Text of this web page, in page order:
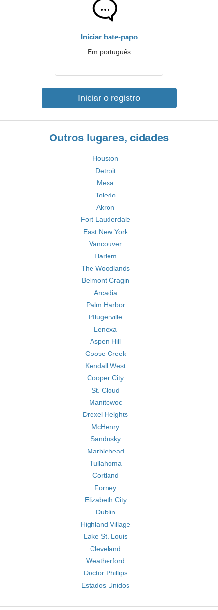
Iniciar bate-papo
Em português
Iniciar o registro
Outros lugares, cidades
Houston
Detroit
Mesa
Toledo
Akron
Fort Lauderdale
East New York
Vancouver
Harlem
The Woodlands
Belmont Cragin
Arcadia
Palm Harbor
Pflugerville
Lenexa
Aspen Hill
Goose Creek
Kendall West
Cooper City
St. Cloud
Manitowoc
Drexel Heights
McHenry
Sandusky
Marblehead
Tullahoma
Cortland
Forney
Elizabeth City
Dublin
Highland Village
Lake St. Louis
Cleveland
Weatherford
Doctor Phillips
Estados Unidos